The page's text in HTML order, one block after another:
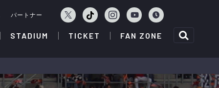
パートナー
STADIUM TICKET FAN ZONE